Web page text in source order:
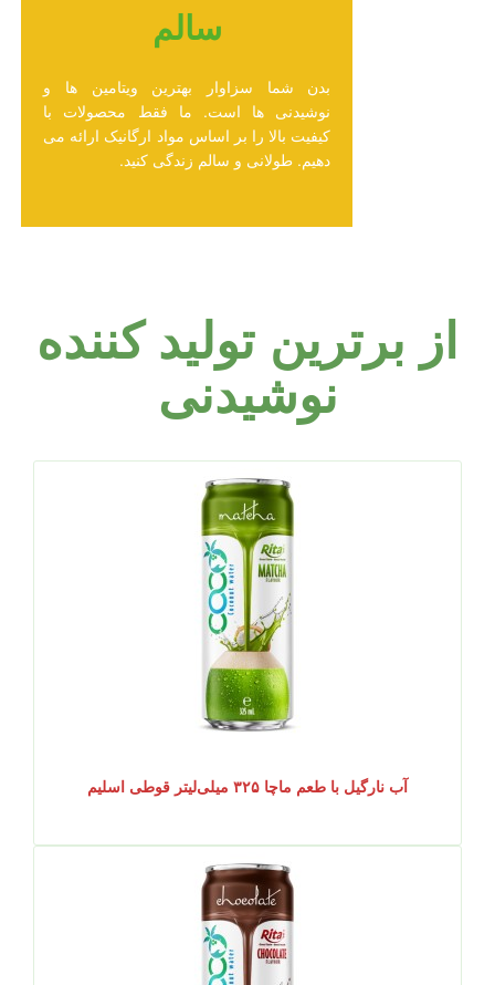
سالم
بدن شما سزاوار بهترین ویتامین ها و
نوشیدنی ها است. ما فقط محصولات با
کیفیت بالا را بر اساس مواد ارگانیک ارائه می
دهیم. طولانی و سالم زندگی کنید.
از برترین تولید کننده
نوشیدنی
آب نارگیل با طعم ماچا ۳۲۵ میلی‌لیتر قوطی اسلیم